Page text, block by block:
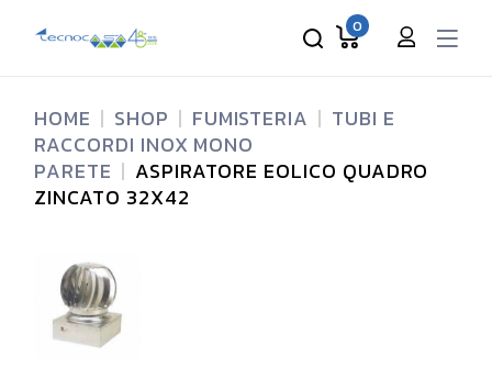
0
HOME SHOP FUMISTERIA
TUBI E
RACCORDI INOX MONO
PARETE
ASPIRATORE EOLICO QUADRO
ZINCATO 32X42